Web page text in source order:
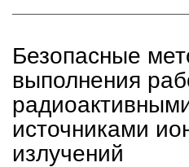
Безопасные
выполнения
источниками
излучений